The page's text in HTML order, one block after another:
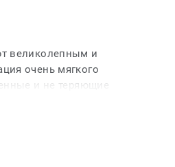
великолепным и
очень мягкого
и не теряющие